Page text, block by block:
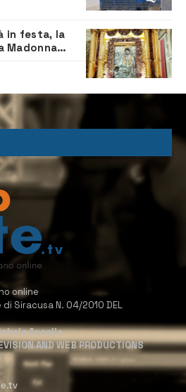
in festa, la
Madonna
online
Siracusa N. 04/2010 DEL
Accolla
AND WEB PRODUCTIONS